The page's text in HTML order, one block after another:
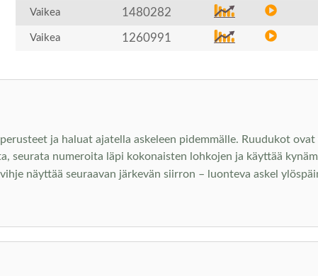
Vaikea 1480282
Vaikea 1260991
ja haluat ajatella askeleen pidemmälle. Ruudukot
seurata numeroita läpi kokonaisten lohkojen ja käyttää
näyttää seuraavan järkevän siirron – luonteva askel